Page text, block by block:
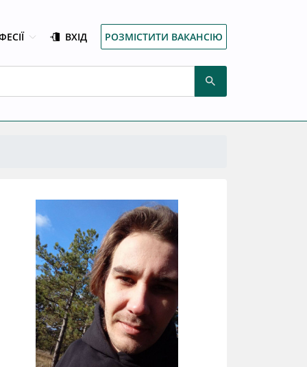
ВХІД РОЗМІСТИТИ ВАКАНСІЮ